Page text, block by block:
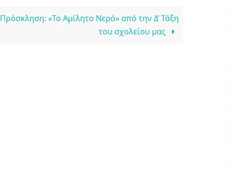
Πρόσκληση: «Το Αμίλητο Νερό» από την Δ’ Τάξη
του σχολείου μας